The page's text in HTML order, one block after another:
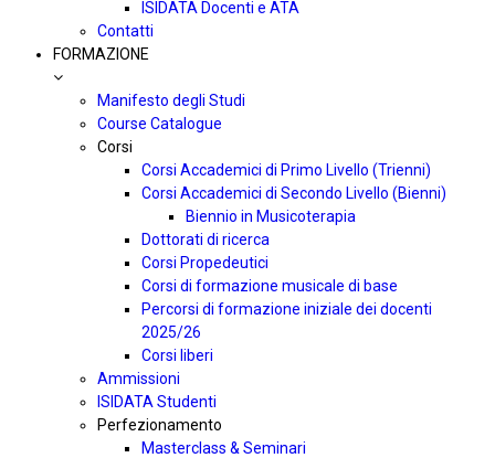
ISIDATA Docenti e ATA
Contatti
FORMAZIONE
Manifesto degli Studi
Course Catalogue
Corsi
Corsi Accademici di Primo Livello (Trienni)
Corsi Accademici di Secondo Livello (Bienni)
Biennio in Musicoterapia
Dottorati di ricerca
Corsi Propedeutici
Corsi di formazione musicale di base
Percorsi di formazione iniziale dei docenti
2025/26
Corsi liberi
Ammissioni
ISIDATA Studenti
Perfezionamento
Masterclass & Seminari